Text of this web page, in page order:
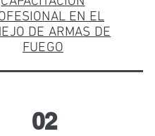
EN EL
DE ARMAS DE
FUEGO
02